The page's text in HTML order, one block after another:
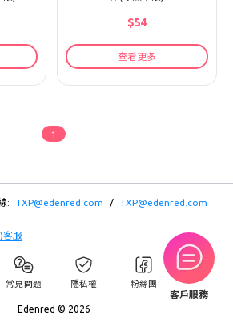
$54
查看更多
1
: TXP@edenred.com /
TXP@edenred.com
客服
常見問題 隱私權 粉絲團
Edenred © 2026
客戶服務